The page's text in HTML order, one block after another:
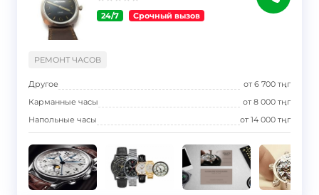
24/7 Срочный вызов
РЕМОНТ ЧАСОВ
Другое от6 700 тңг
Карманные часы
от8 000 тңг
Напольные часы
от14 000 тңг